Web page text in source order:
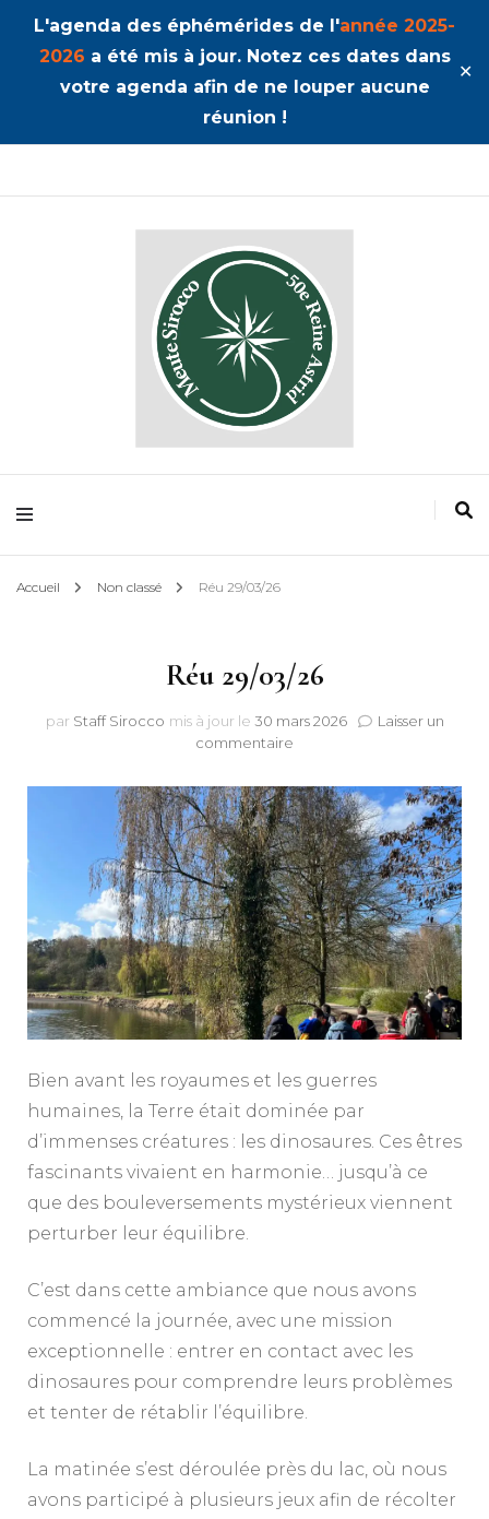
L'agenda des éphémérides de l'année 2025-
2026 a été mis à jour. Notez ces dates dans
votre agenda afin de ne louper aucune
réunion !
✕
Sirocco
50ème Unité Reine Astrid
Accueil Non classé Réu 29/03/26
Réu 29/03/26
par Staff Sirocco mis à jour le 30 mars 2026
Laisser un
commentaire
29/03/26
Bien avant les royaumes et les guerres
humaines, la Terre était dominée par
d’immenses créatures : les dinosaures. Ces êtres
fascinants vivaient en harmonie… jusqu’à ce
que des bouleversements mystérieux viennent
perturber leur équilibre.
C’est dans cette ambiance que nous avons
commencé la journée, avec une mission
exceptionnelle : entrer en contact avec les
dinosaures pour comprendre leurs problèmes
et tenter de rétablir l’équilibre.
La matinée s’est déroulée près du lac, où nous
avons participé à plusieurs jeux afin de récolter